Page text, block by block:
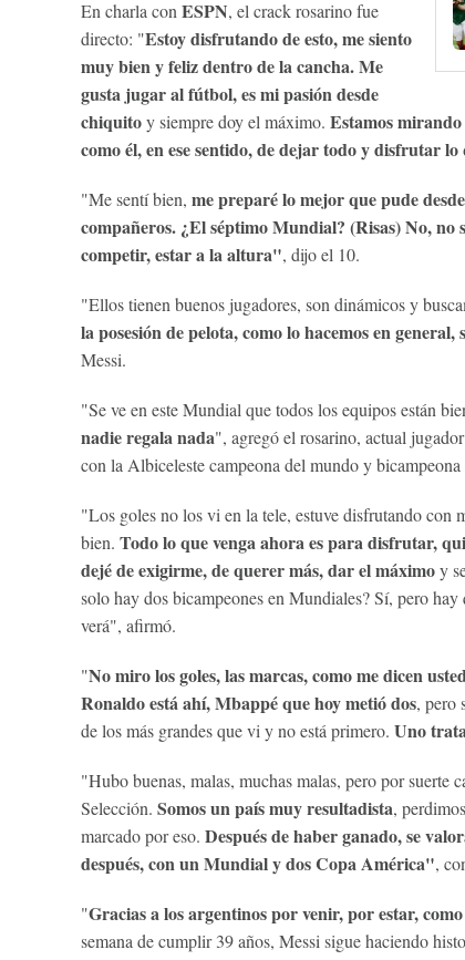
En charla conESPN, el crack rosarino fue
directo: "Estoy disfrutando de esto, me siento
muy bien y feliz dentro de la cancha. Me
gusta jugar al fútbol, es mi pasión desde
chiquitoy siempre doy el máximo. Estamos
como él, en ese sentido, de dejar todo y disfrutar lo
"Me sentí bien, me preparé lo mejor que pude
compañeros. ¿El séptimo Mundial? (Risas) No, no
competir, estar a la altura", dijo el 10.
"Ellos tienen buenos jugadores, son dinámicos y
la posesión de pelota, como lo hacemos en
Messi.
"Se ve en este Mundial que todos los equipos están
nadie regala nada", agregó el rosarino, actual
con la Albiceleste campeona del mundo y
"Los goles no los vi en la tele, estuve disfrutando con
bien. Todo lo que venga ahora es para disfrutar,
dejé de exigirme, de querer más, dar el máximoy
solo hay dos bicampeones en Mundiales? Sí, pero
verá", afirmó.
"No miro los goles, las marcas, como me dicen
Ronaldo está ahí, Mbappé que hoy metió dos, pero
de los más grandes que vi y no está primero. Uno
"Hubo buenas, malas, muchas malas, pero por suerte
Selección. Somos un país muy resultadista,
marcado por eso. Después de haber ganado, se
después, con un Mundial y dos Copa América",
"Gracias a los argentinos por venir, por estar,
semana de cumplir 39 años, Messi sigue haciendo